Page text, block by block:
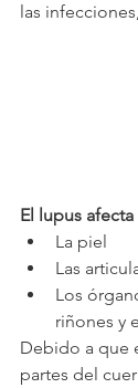
las
El lupus
La piel
Las
Los
riñones y
Debido a que
partes del